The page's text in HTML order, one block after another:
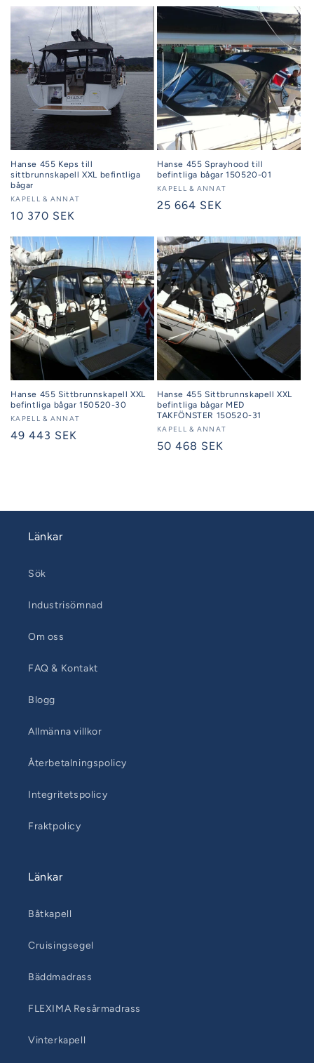
Hanse 455 Keps till
sittbrunnskapell XXL befintliga
bågar
Säljare:
KAPELL & ANNAT
Ordinarie
10 370 SEK
Hanse 455 Sprayhood till
befintliga bågar 150520-01
Säljare:
KAPELL & ANNAT
Ordinarie
25 664 SEK
Hanse 455 Sittbrunnskapell XXL
befintliga bågar 150520-30
Säljare:
KAPELL & ANNAT
Ordinarie
49 443 SEK
Hanse 455 Sittbrunnskapell XXL
befintliga bågar MED
TAKFÖNSTER 150520-31
Säljare:
KAPELL & ANNAT
Ordinarie
50 468 SEK
Länkar
Sök
Industrisömnad
Om oss
FAQ & Kontakt
Blogg
Allmänna villkor
Återbetalningspolicy
Integritetspolicy
Fraktpolicy
Länkar
Båtkapell
Cruisingsegel
Bäddmadrass
FLEXIMA Resårmadrass
Vinterkapell